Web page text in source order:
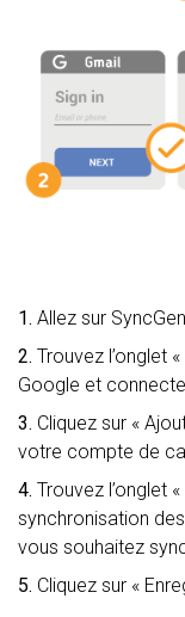
1. Allez sur
2. Trouvez l’onglet
Google et
3. Cliquez sur «
votre compte de
4. Trouvez l’onglet
synchronisation
vous souhaitez
5. Cliquez sur «